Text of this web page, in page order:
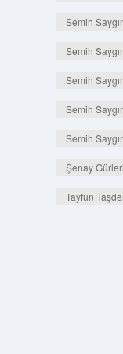
Semih
Semih
Semih
Semih
Semih
Şenay
Tayfun